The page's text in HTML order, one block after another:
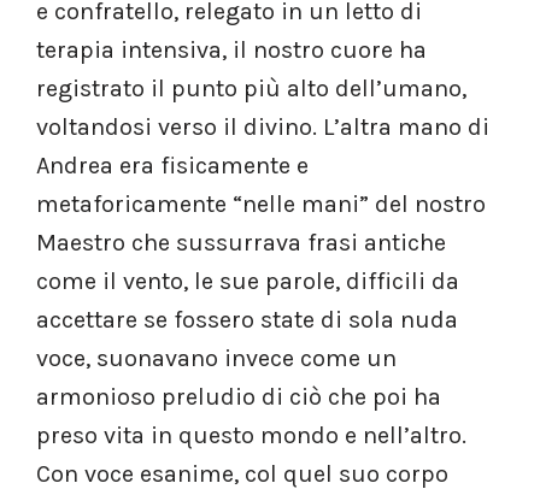
e confratello, relegato in un letto di
terapia intensiva, il nostro cuore ha
registrato il punto più alto dell’umano,
voltandosi verso il divino. L’altra mano di
Andrea era fisicamente e
metaforicamente “nelle mani” del nostro
Maestro che sussurrava frasi antiche
come il vento, le sue parole, difficili da
accettare se fossero state di sola nuda
voce, suonavano invece come un
armonioso preludio di ciò che poi ha
preso vita in questo mondo e nell’altro.
Con voce esanime, col quel suo corpo